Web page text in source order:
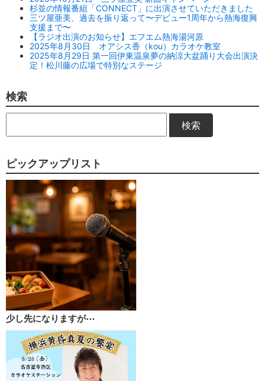
杉並の情報番組「CONNECT」に出演させていただきました
三ツ屋亜美、過去を振り返って〜デビュー1周年から熱海復興
支援まで〜
【ラジオ出演のお知らせ】エフエム熱海湯河原
2025年8月30日 オアシス香（kou）カラオケ教室
2025年8月29日 第一回伊東温泉夢の納涼大盆踊り大会出演決
定！松川藤の広場で特別なステージ
検索
検索
ピックアップリスト
少し先になりますが⋯